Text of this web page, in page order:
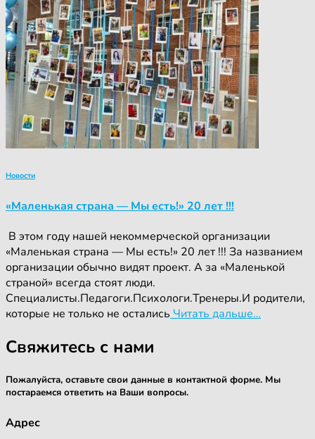
Новости
«Маленькая страна — Мы есть!» 20 лет !!!
‍ ‍В этом году нашей некоммерческой организации
«Маленькая страна — Мы есть!» 20 лет !!! За названием
организации обычно видят проект. А за «Маленькой
страной» всегда стоят люди.
Специалисты.Педагоги.Психологи.Тренеры.И родители,
которые не только не остались Читать дальше…
Свяжитесь с нами
Пожалуйста, оставьте свои данные в контактной форме. Мы
постараемся ответить на Ваши вопросы.
Адрес